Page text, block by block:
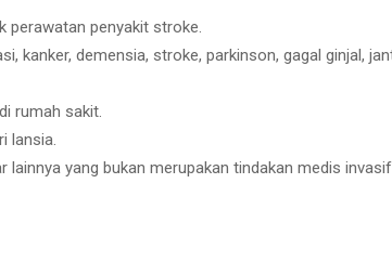
perawatan penyakit stroke.
kanker, demensia, stroke, parkinson, gagal ginjal,
rumah sakit.
lansia.
lainnya yang bukan merupakan tindakan medis